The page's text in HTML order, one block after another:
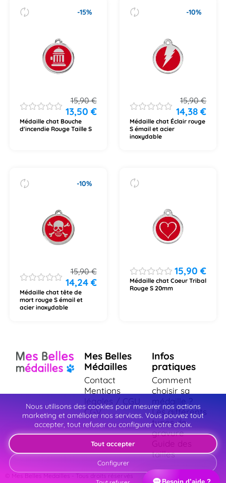
-15%
15,90€
13,50 €
Médaille chat Bouche
d'incendie Rouge Taille S
-10%
15,90€
14,38€
Médaille chat Éclair rouge
S émail et acier
inoxydable
-10%
15,90€
14,24 €
Médaille chat tête de
mort rouge S émail et
acier inoxydable
15,90€
Médaille chat Coeur Tribal
Rouge S 20mm
Mes Belles
Médailles
Contact
Mentions
légales / CGU
CGV
Infos
pratiques
Comment
choisir sa
médaille ?
Les différents
types de
gravure
Guide des
tailles
© Mes Belles Medailles - Tous droits réservés
Besoin d’aide ?
Nous utilisons des cookies pour mesurer nos actions
marketing et améliorer nos services. Vous pouvez tout
accepter, tout refuser ou configurer votre choix.
Tout accepter
Configurer